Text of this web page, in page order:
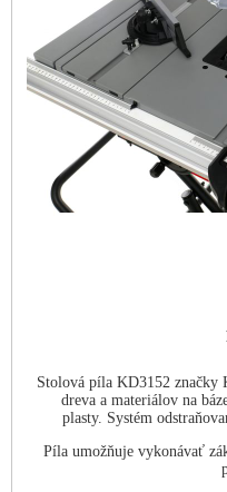
Stolová píla KD3152 značky
dreva a materiálov na
plasty. Systém
Píla umožňuje vykonávať